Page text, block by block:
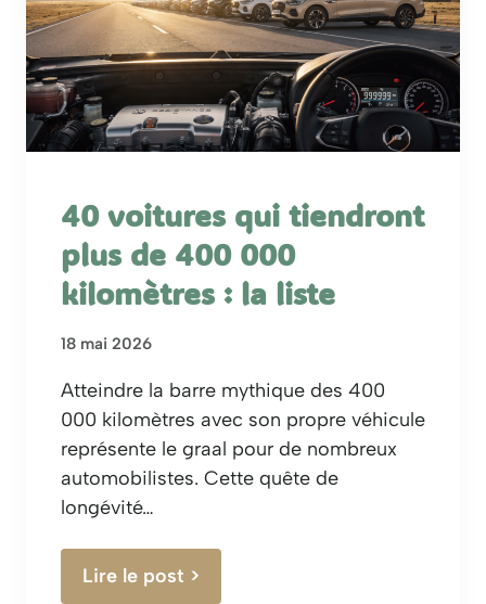
40 voitures qui tiendront
plus de 400 000
kilomètres : la liste
18 mai 2026
Atteindre la barre mythique des 400
000 kilomètres avec son propre véhicule
représente le graal pour de nombreux
automobilistes. Cette quête de
longévité…
Lire le post >